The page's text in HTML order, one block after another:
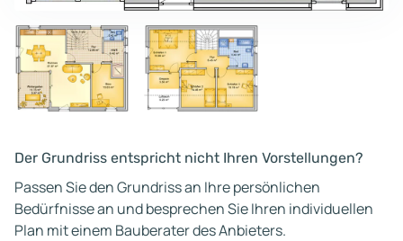
Der Grundriss entspricht nicht Ihren Vorstellungen?
Passen Sie den Grundriss an Ihre persönlichen
Bedürfnisse an und besprechen Sie Ihren individuellen
Plan mit einem Bauberater des Anbieters.